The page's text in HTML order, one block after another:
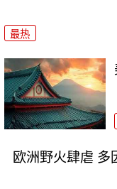
最热
欧洲野火肆虐 多